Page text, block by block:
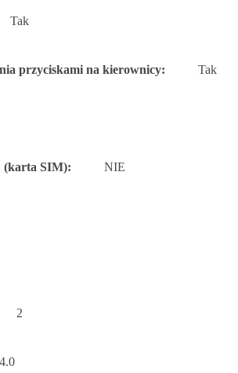
Tak
przyciskami na kierownicy: Tak
(karta SIM): NIE
2
4.0